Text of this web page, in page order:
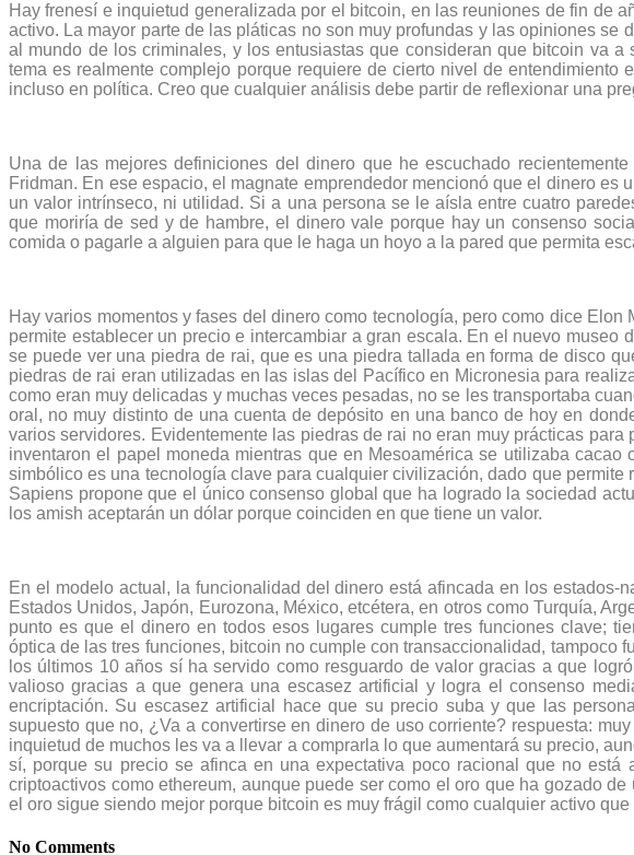
Hay frenesí e inquietud generalizada por el bitcoin, en las reuniones de fin de
activo. La mayor parte de las pláticas no son muy profundas y las opiniones
al mundo de los criminales, y los entusiastas que consideran que bitcoin va
tema es realmente complejo porque requiere de cierto nivel de
incluso en política. Creo que cualquier análisis debe partir de reflexionar una
Una de las mejores definiciones del dinero que he escuchado
Fridman. En ese espacio, el magnate emprendedor mencionó que el dinero
un valor intrínseco, ni utilidad. Si a una persona se le aísla entre cuatro
que moriría de sed y de hambre, el dinero vale porque hay un consenso
comida o pagarle a alguien para que le haga un hoyo a la pared que permita
Hay varios momentos y fases del dinero como tecnología, pero como dice
permite establecer un precio e intercambiar a gran escala. En el nuevo
se puede ver una piedra de rai, que es una piedra tallada en forma de disco
piedras de rai eran utilizadas en las islas del Pacífico en Micronesia para
como eran muy delicadas y muchas veces pesadas, no se les transportaba
oral, no muy distinto de una cuenta de depósito en una banco de hoy en
varios servidores. Evidentemente las piedras de rai no eran muy prácticas
inventaron el papel moneda mientras que en Mesoamérica se utilizaba
simbólico es una tecnología clave para cualquier civilización, dado que
Sapiens propone que el único consenso global que ha logrado la sociedad
los amish aceptarán un dólar porque coinciden en que tiene un valor.
En el modelo actual, la funcionalidad del dinero está afincada en los
Estados Unidos, Japón, Eurozona, México, etcétera, en otros como Turquía,
punto es que el dinero en todos esos lugares cumple tres funciones clave;
óptica de las tres funciones, bitcoin no cumple con transaccionalidad,
los últimos 10 años sí ha servido como resguardo de valor gracias a que
valioso gracias a que genera una escasez artificial y logra el consenso
encriptación. Su escasez artificial hace que su precio suba y que las
supuesto que no, ¿Va a convertirse en dinero de uso corriente? respuesta:
inquietud de muchos les va a llevar a comprarla lo que aumentará su precio,
sí, porque su precio se afinca en una expectativa poco racional que no
criptoactivos como ethereum, aunque puede ser como el oro que ha gozado
el oro sigue siendo mejor porque bitcoin es muy frágil como cualquier activo
No Comments